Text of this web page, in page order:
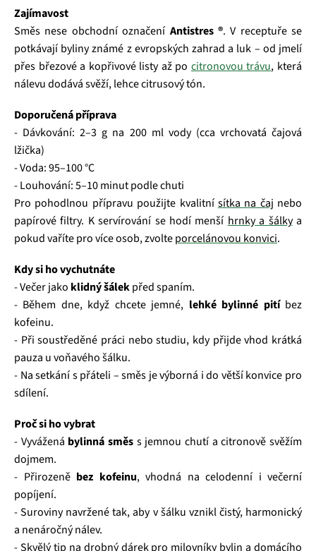
Zajímavost
Směs nese obchodní označení Antistres ®. V receptuře se
potkávají byliny známé z evropských zahrad a luk – od jmelí
přes březové a kopřivové listy až po citronovou trávu, která
nálevu dodává svěží, lehce citrusový tón.
Doporučená příprava
- Dávkování: 2–3 g na 200 ml vody (cca vrchovatá čajová
lžička)
- Voda: 95–100 °C
- Louhování: 5–10 minut podle chuti
Pro pohodlnou přípravu použijte kvalitní sítka na čaj nebo
papírové filtry. K servírování se hodí menší hrnky a šálkya
pokud vaříte pro více osob, zvolteporcelánovou konvici.
Kdy si ho vychutnáte
- Večer jako klidný šálekpřed spaním.
- Během dne, když chcete jemné, lehké bylinné pitíbez
kofeinu.
- Při soustředěné práci nebo studiu, kdy přijde vhod krátká
pauza u voňavého šálku.
- Na setkání s přáteli – směs je výborná i do větší konvice pro
sdílení.
Proč si ho vybrat
- Vyvážená bylinná směs s jemnou chutí a citronově svěžím
dojmem.
- Přirozeně bez kofeinu, vhodná na celodenní i večerní
popíjení.
- Suroviny navržené tak, aby v šálku vznikl čistý, harmonický
a nenáročný nálev.
- Skvělý tip na drobný dárek pro milovníky bylin a domácího